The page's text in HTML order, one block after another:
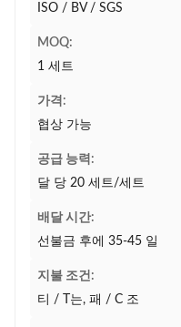
ISO / BV / SGS
MOQ:
1 세트
가격:
협상 가능
공급 능력:
달 당 20 세트/세트
배달 시간:
선불금 후에 35-45 일
지불 조건:
티 / T는, 패 / C 조